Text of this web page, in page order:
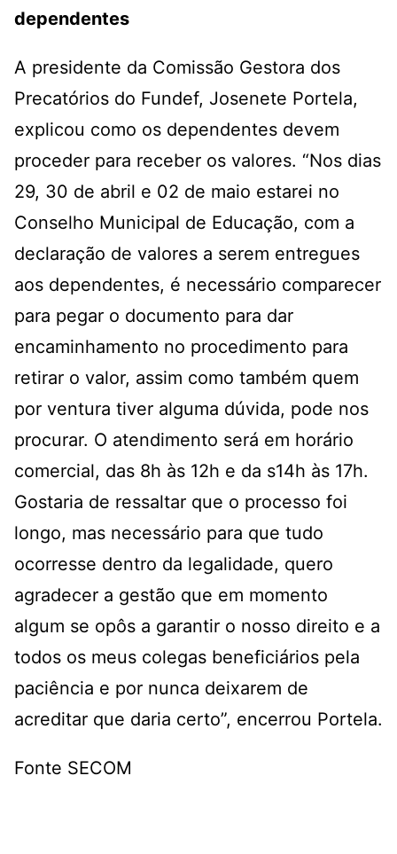
dependentes
A presidente da Comissão Gestora dos
Precatórios do Fundef, Josenete Portela,
explicou como os dependentes devem
proceder para receber os valores. “Nos dias
29, 30 de abril e 02 de maio estarei no
Conselho Municipal de Educação, com a
declaração de valores a serem entregues
aos dependentes, é necessário comparecer
para pegar o documento para dar
encaminhamento no procedimento para
retirar o valor, assim como também quem
por ventura tiver alguma dúvida, pode nos
procurar. O atendimento será em horário
comercial, das 8h às 12h e da s14h às 17h.
Gostaria de ressaltar que o processo foi
longo, mas necessário para que tudo
ocorresse dentro da legalidade, quero
agradecer a gestão que em momento
algum se opôs a garantir o nosso direito e a
todos os meus colegas beneficiários pela
paciência e por nunca deixarem de
acreditar que daria certo”, encerrou Portela.
Fonte SECOM